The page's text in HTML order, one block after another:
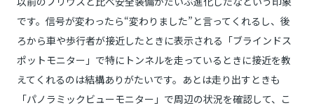
です。信号が変わったら“変わりました”と言ってくれるし、後
ろから車や歩行者が接近したときに表示される「ブラインドス
ポットモニター」で特にトンネルを走っているときに接近を教
えてくれるのは結構ありがたいです。あとは走り出すときも
「パノラミックビューモニター」で周辺の状況を確認して、こ